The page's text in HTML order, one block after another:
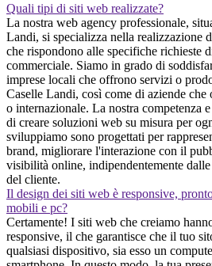
Quali tipi di siti web realizzate?
La nostra web agency professionale,
Landi, si specializza nella realizzazione
che rispondono alle specifiche richieste
commerciale. Siamo in grado di
imprese locali che offrono servizi o
Caselle Landi, così come di aziende che
o internazionale. La nostra competenza
di creare soluzioni web su misura per
sviluppiamo sono progettati per
brand, migliorare l'interazione con il
visibilità online, indipendentemente
del cliente.
Il design dei siti web è responsive,
mobili e pc?
Certamente! I siti web che creiamo
responsive, il che garantisce che il tuo
qualsiasi dispositivo, sia esso un